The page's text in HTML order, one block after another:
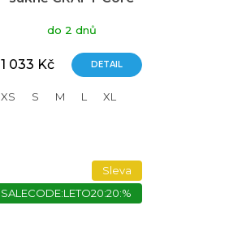
Insulate růžová
do 2 dnů
1 033 Kč DETAIL
XS S M L XL
Sleva
SALECODE:LETO20:20:%